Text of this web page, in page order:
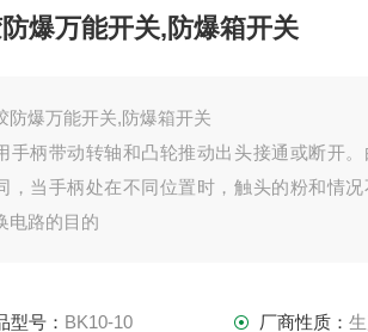
爆万能开关,防爆箱开关
防爆万能开关,防爆箱开关
手柄带动转轴和凸轮推动出头接通或断开
，当手柄处在不同位置时，触头的粉和情况
电路的目的
型号： BK10-10 厂商性质：